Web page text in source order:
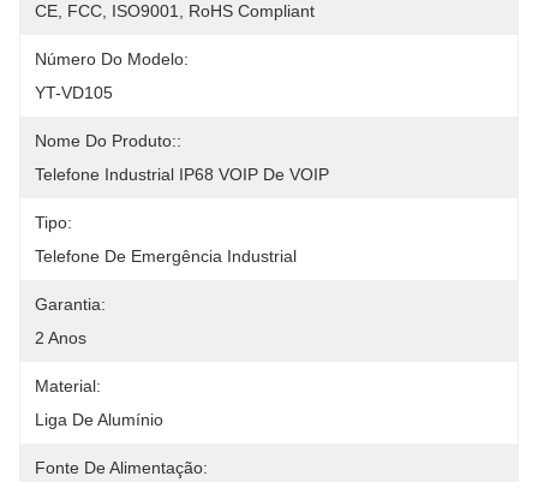
CE, FCC, ISO9001, RoHS Compliant
Número Do Modelo:
YT-VD105
Nome Do Produto::
Telefone Industrial IP68 VOIP De VOIP
Tipo:
Telefone De Emergência Industrial
Garantia:
2 Anos
Material:
Liga De Alumínio
Fonte De Alimentação: